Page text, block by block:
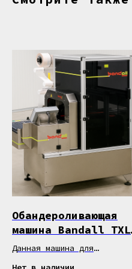
Обандероливающая
машина Bandall TXL
32/20-102
Данная машина для